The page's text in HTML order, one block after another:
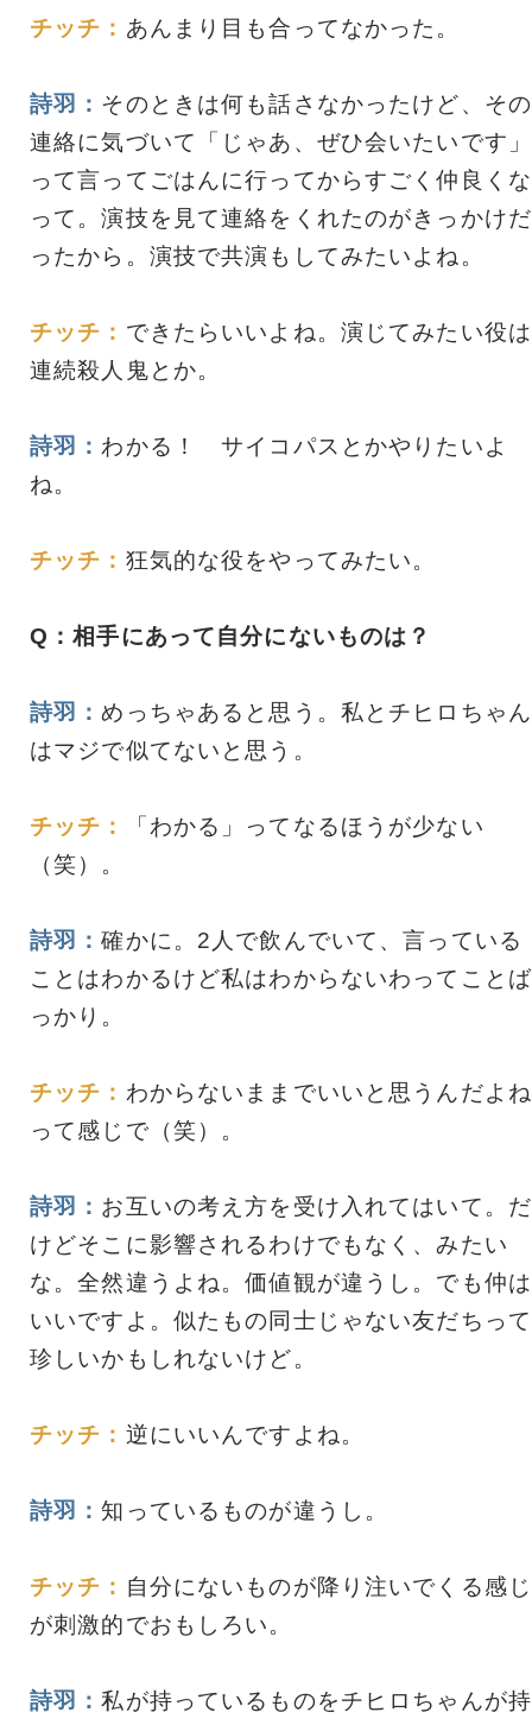
チッチ： あんまり目も合ってなかった。
詩羽： そのときは何も話さなかったけど、その
連絡に気づいて「じゃあ、ぜひ会いたいです」
って言ってごはんに行ってからすごく仲良くな
って。演技を見て連絡をくれたのがきっかけだ
ったから。演技で共演もしてみたいよね。
チッチ： できたらいいよね。演じてみたい役は
連続殺人鬼とか。
詩羽：わかる！ サイコパスとかやりたいよ
ね。
チッチ： 狂気的な役をやってみたい。
Q：相手にあって自分にないものは？
詩羽：めっちゃあると思う。私とチヒロちゃん
はマジで似てないと思う。
チッチ：
「わかる」ってなるほうが少ない
（笑）。
詩羽：確かに。2人で飲んでいて、言っている
ことはわかるけど私はわからないわってことば
っかり。
チッチ： わからないままでいいと思うんだよね
って感じで（笑）。
詩羽： お互いの考え方を受け入れてはいて。だ
けどそこに影響されるわけでもなく、みたい
な。全然違うよね。価値観が違うし。でも仲は
いいですよ。似たもの同士じゃない友だちって
珍しいかもしれないけど。
チッチ： 逆にいいんですよね。
詩羽：知っているものが違うし。
チッチ： 自分にないものが降り注いでくる感じ
が刺激的でおもしろい。
詩羽：私が持っているものをチヒロちゃんが持